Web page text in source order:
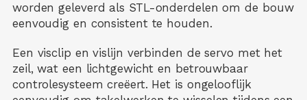
worden geleverd als STL-onderdelen om de bouw
eenvoudig en consistent te houden.
Een visclip en vislijn verbinden de servo met het
zeil, wat een lichtgewicht en betrouwbaar
controlesysteem creëert. Het is ongelooflijk